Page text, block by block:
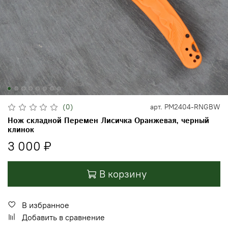
(0) арт. PM2404-RNGBW
Нож складной Перемен Лисичка Оранжевая, черный
клинок
3 000 ₽
В корзину
В избранное
Добавить в сравнение